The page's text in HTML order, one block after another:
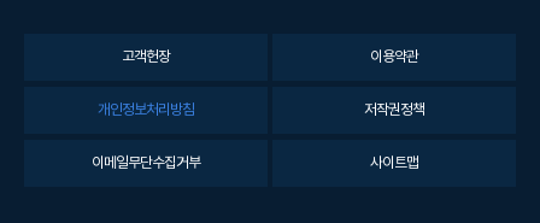
고객헌장 이용약관
개인정보처리방침 저작권정책
이메일무단수집거부 사이트맵